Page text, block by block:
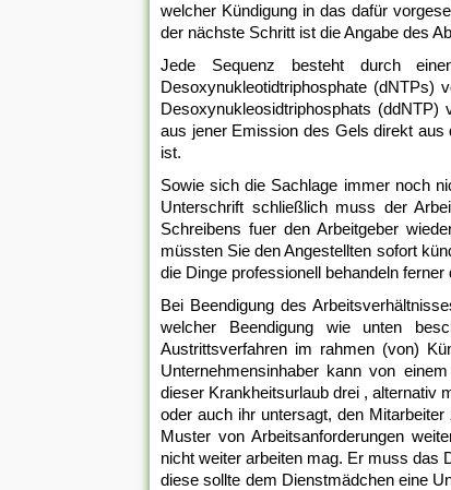
welcher Kündigung in das dafür
der nächste Schritt ist die Angabe des
Jede Sequenz besteht durch
Desoxynukleotidtriphosphate (dNTPs)
Desoxynukleosidtriphosphats
aus jener Emission des Gels direkt aus
ist.
Sowie sich die Sachlage immer noch
Unterschrift schließlich muss der
Schreibens fuer den Arbeitgeber
müssten Sie den Angestellten sofort
die Dinge professionell behandeln
Bei Beendigung des
welcher Beendigung wie unten
Austrittsverfahren im rahmen (von)
Unternehmensinhaber kann von
dieser Krankheitsurlaub drei , alternativ
oder auch ihr untersagt, den
Muster von Arbeitsanforderungen
nicht weiter arbeiten mag. Er muss das
diese sollte dem Dienstmädchen eine